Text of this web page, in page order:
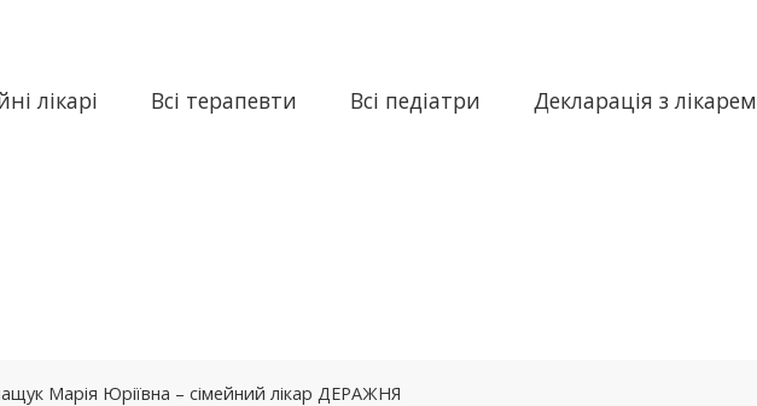
лікарі Всі терапевти Всі педіатри Декларація з лікарем
Марія Юріївна – сімейний лікар ДЕРАЖНЯ